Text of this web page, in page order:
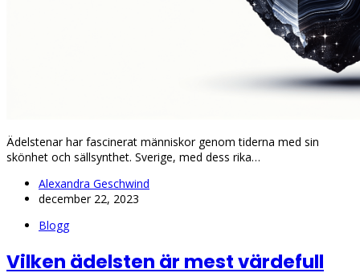
Ädelstenar har fascinerat människor genom tiderna med sin
skönhet och sällsynthet. Sverige, med dess rika…
Alexandra Geschwind
december 22, 2023
Blogg
Vilken ädelsten är mest värdefull